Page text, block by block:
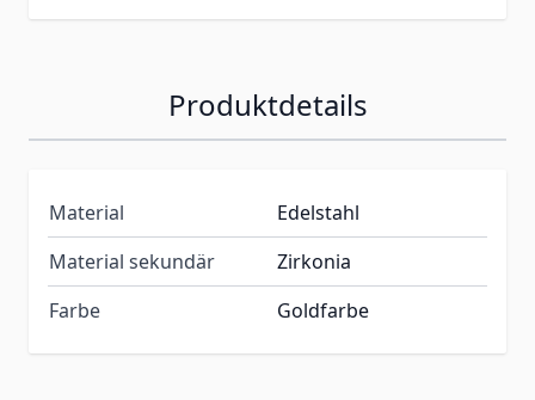
Produktdetails
Material
Edelstahl
Material sekundär
Zirkonia
Farbe
Goldfarbe